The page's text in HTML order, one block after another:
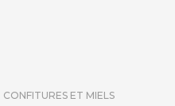
CONFITURES ET MIELS